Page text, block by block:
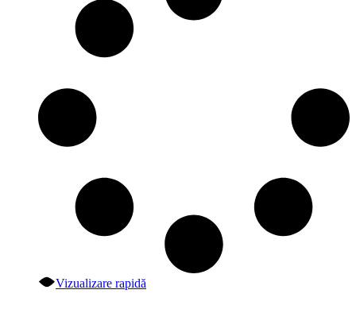
Vizualizare rapidă